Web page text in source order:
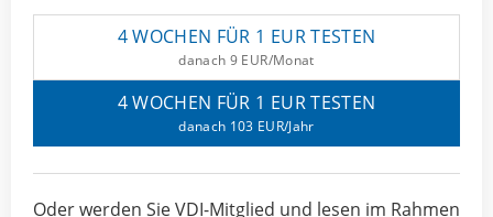
4 WOCHEN FÜR 1 EUR TESTEN
danach 9 EUR/Monat
4 WOCHEN FÜR 1 EUR TESTEN
danach 103 EUR/Jahr
Oder werden Sie VDI-Mitglied und lesen im Rahmen